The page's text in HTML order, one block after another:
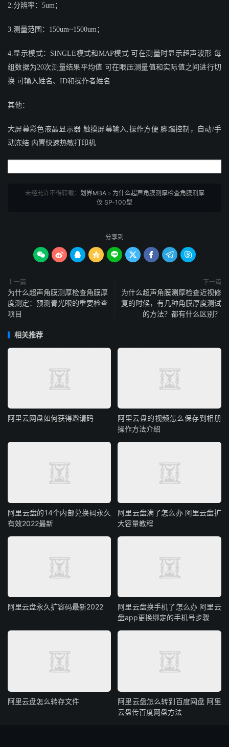
2.分辨率：5um；
3.测量范围：150um~1500um；
4.显示模式：SINGLE模式和MAP模式 可在测量时显示超声波形 每
组数据为20次测量结果平均值 可在眼压测量值和实际值之间进行切
换 可输入姓名、ID和操作者姓名
其他：
大屏幕彩色液晶显示器 触摸屏幕输入,操作方便 脚踏控制，自动/手
动冻结 内置快速热敏打印机
未经允许不得转载： 划界MBA» 为什么超声角膜测厚检查角膜测厚
仪 SP-100型
分享到
        
上一篇
为什么超声角膜测厚检查角膜厚
度测定：预测青光眼的重要检查
项目
下一篇
为什么超声角膜测厚检查近视修
复的时候，有几种角膜厚度测试
的方法？都有什么区别？
相关推荐
阿里云网盘如何获得邀请码
阿里云盘的视频怎么保存到相册
操作方法介绍
阿里云盘的14个内部兑换码永久
有效2022最新
阿里云盘满了怎么办 阿里云盘扩
大容量教程
阿里云盘永久扩容码最新2022
阿里云盘换手机了怎么办 阿里云
盘app更换绑定的手机号步骤
阿里云盘怎么转存文件
阿里云盘怎么转到百度网盘 阿里
云盘传百度网盘方法